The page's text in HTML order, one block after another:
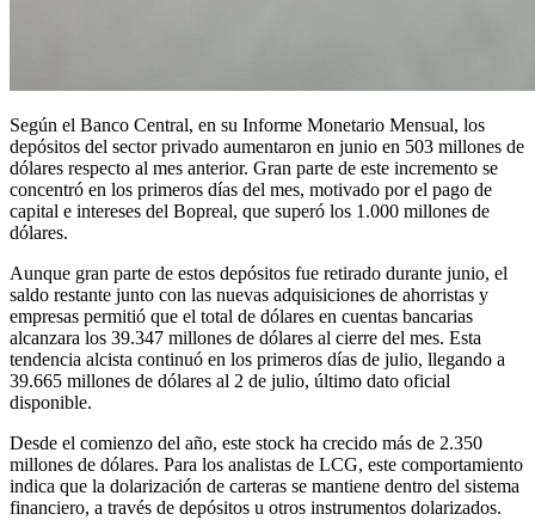
Según el Banco Central, en su Informe Monetario Mensual, los
depósitos del sector privado aumentaron en junio en 503 millones de
dólares respecto al mes anterior. Gran parte de este incremento se
concentró en los primeros días del mes, motivado por el pago de
capital e intereses del Bopreal, que superó los 1.000 millones de
dólares.
Aunque gran parte de estos depósitos fue retirado durante junio, el
saldo restante junto con las nuevas adquisiciones de ahorristas y
empresas permitió que el total de dólares en cuentas bancarias
alcanzara los 39.347 millones de dólares al cierre del mes. Esta
tendencia alcista continuó en los primeros días de julio, llegando a
39.665 millones de dólares al 2 de julio, último dato oficial
disponible.
Desde el comienzo del año, este stock ha crecido más de 2.350
millones de dólares. Para los analistas de LCG, este comportamiento
indica que la dolarización de carteras se mantiene dentro del sistema
financiero, a través de depósitos u otros instrumentos dolarizados.